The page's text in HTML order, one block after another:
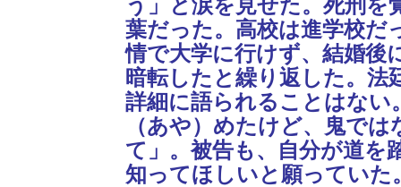
う」と涙を見せた。死刑を
葉だった。高校は進学校だ
情で大学に行けず、結婚後
暗転したと繰り返した。法
詳細に語られることはない
（あや）めたけど、鬼で
て」。被告も、自分が道を
知ってほしいと願っていた